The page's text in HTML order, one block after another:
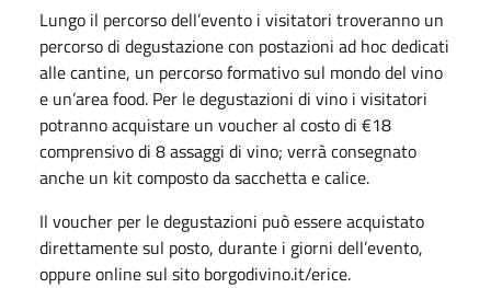
Lungo il percorso dell’evento i visitatori troveranno un
percorso di degustazione con postazioni ad hoc dedicati
alle cantine, un percorso formativo sul mondo del vino
e un’area food. Per le degustazioni di vino i visitatori
potranno acquistare un voucher al costo di €18
comprensivo di 8 assaggi di vino; verrà consegnato
anche un kit composto da sacchetta e calice.
Il voucher per le degustazioni può essere acquistato
direttamente sul posto, durante i giorni dell’evento,
oppure online sul sito borgodivino.it/erice.